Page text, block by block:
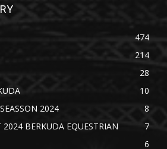
474
214
28
10
2024
8
BERKUDA EQUESTRIAN
7
6